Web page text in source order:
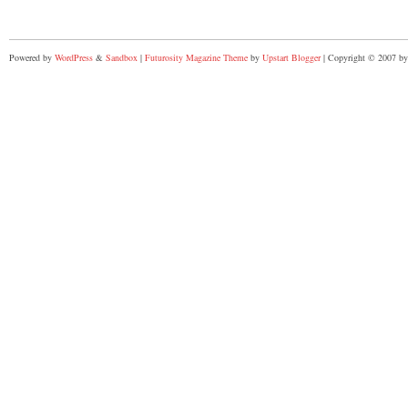
Powered by WordPress & Sandbox | Futurosity Magazine Theme by Upstart Blogger| Copyright © 2007 by